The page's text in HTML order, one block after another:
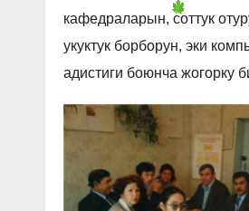
кафедраларын, соттук
укуктук борборун, эки
адистиги боюнча жогорку